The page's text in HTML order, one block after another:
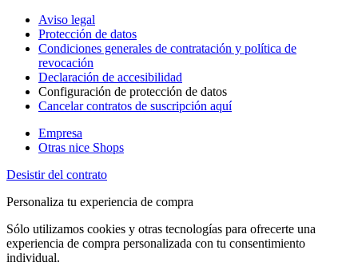
Aviso legal
Protección de datos
Condiciones generales de contratación y política de
revocación
Declaración de accesibilidad
Configuración de protección de datos
Cancelar contratos de suscripción aquí
Empresa
Otras nice Shops
Desistir del contrato
Personaliza tu experiencia de compra
Sólo utilizamos cookies y otras tecnologías para ofrecerte una
experiencia de compra personalizada con tu consentimiento
individual.